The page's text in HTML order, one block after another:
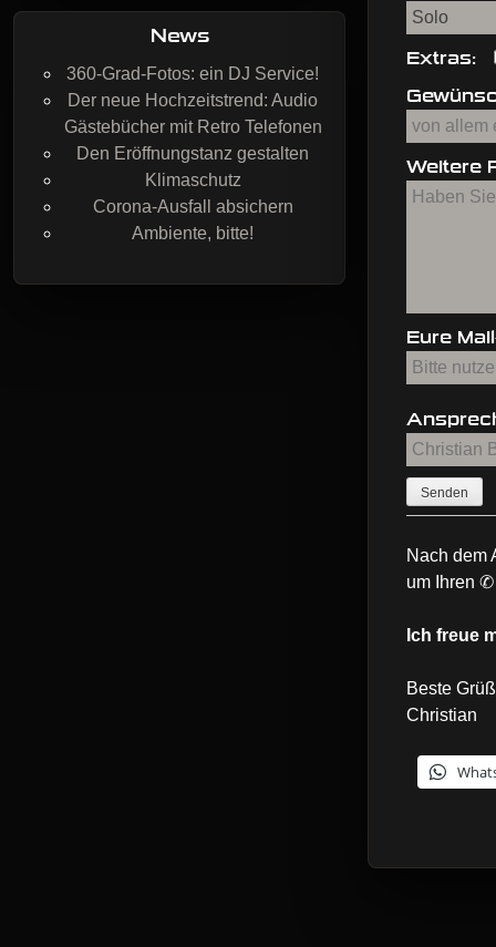
News
360-Grad-Fotos: ein DJ Service!
Der neue Hochzeitstrend: Audio
Gästebücher mit Retro Telefonen
Den Eröffnungstanz gestalten
Klimaschutz
Corona-Ausfall absichern
Ambiente, bitte!
Extras:
Weitere
Eure
Nach dem
um Ihren
Ich freue
Beste
Christian